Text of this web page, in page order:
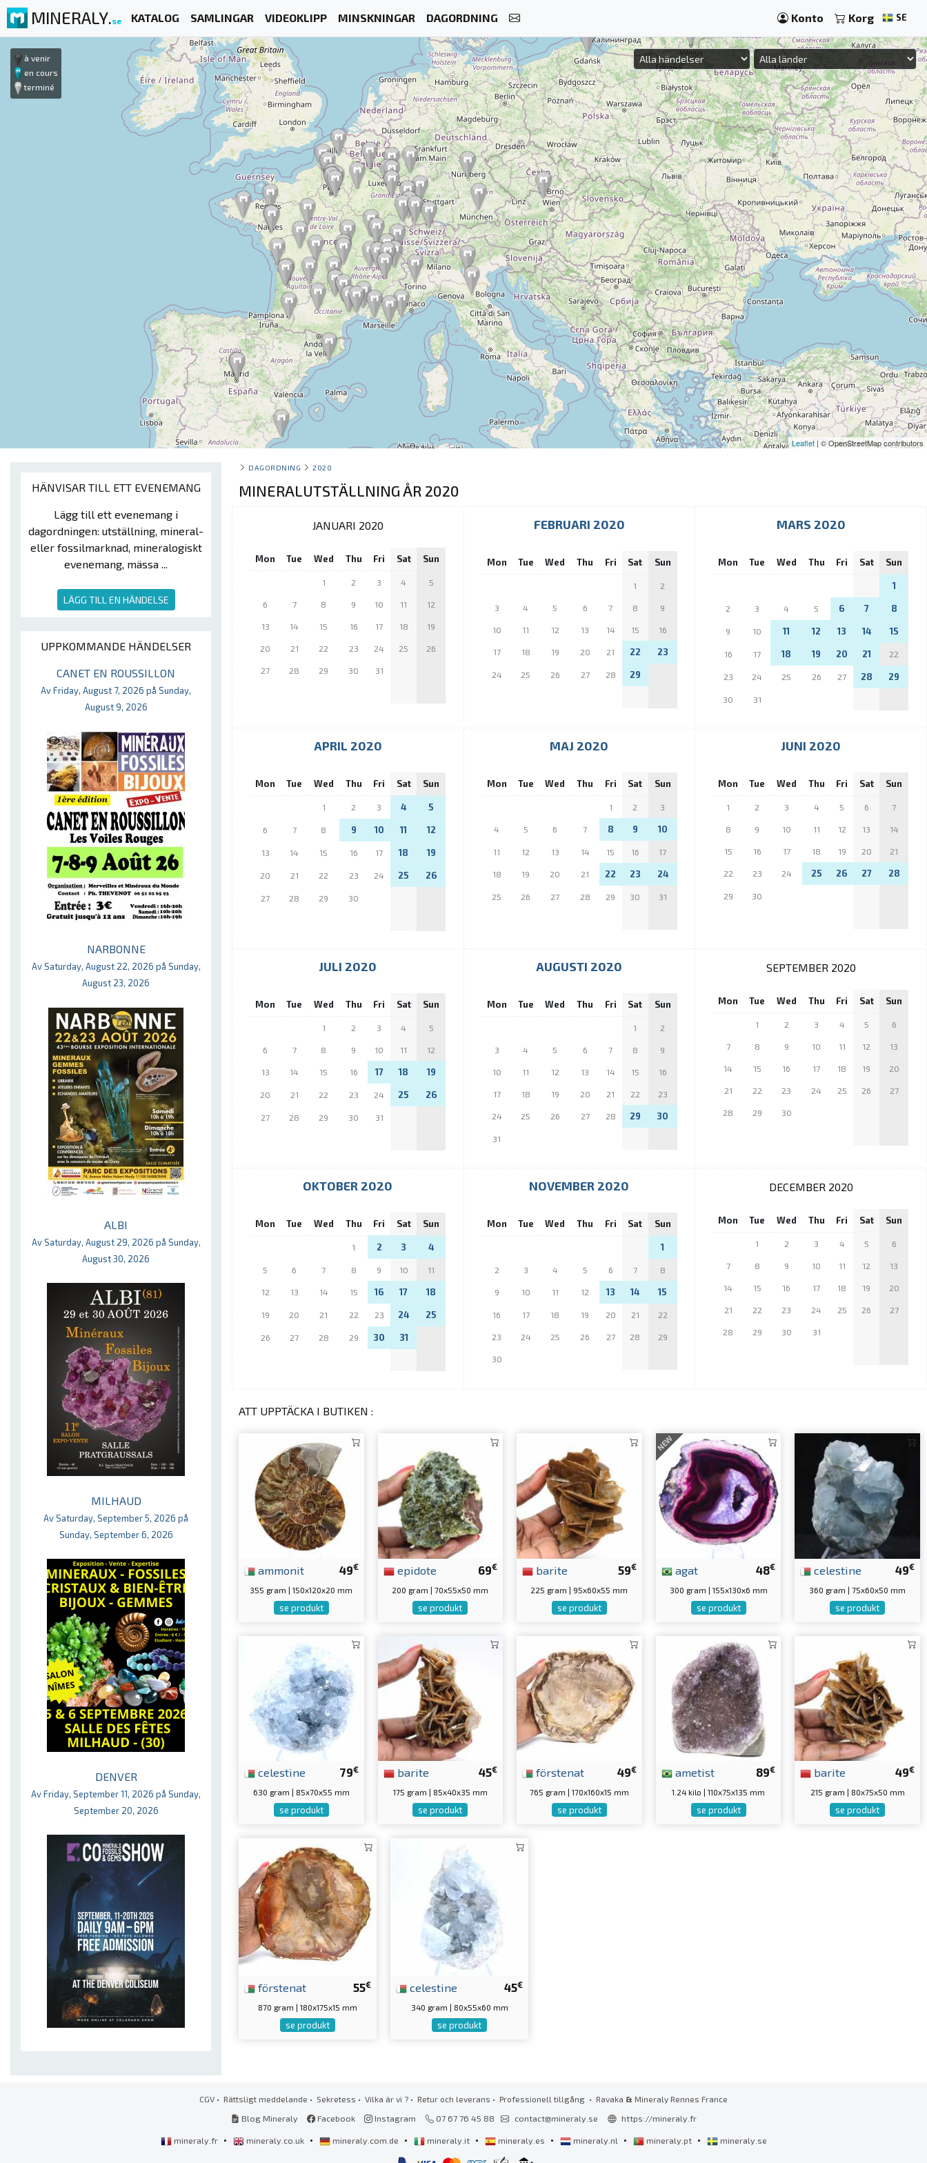
MINERALY.se KATALOG SAMLINGAR VIDEOKLIPP MINSKNINGAR DAGORDNING Konto Korg SE
Leaflet | © OpenStreetMap contributors
à venir
en cours
terminé
HÄNVISAR TILL ETT EVENEMANG
Lägg till ett evenemang i
dagordningen: utställning, mineral-
eller fossilmarknad, mineralogiskt
evenemang, mässa ...
LÄGG TILL EN HÄNDELSE
UPPKOMMANDE HÄNDELSER
CANET EN ROUSSILLON
Av Friday, August 7, 2026 på Sunday,
August 9, 2026
NARBONNE
Av Saturday, August 22, 2026 på Sunday,
August 23, 2026
ALBI
Av Saturday, August 29, 2026 på Sunday,
August 30, 2026
MILHAUD
Av Saturday, September 5, 2026 på
Sunday, September 6, 2026
DENVER
Av Friday, September 11, 2026 på Sunday,
September 20, 2026
DAGORDNING 2020
MINERALUTSTÄLLNING ÅR 2020
JANUARI 2020
Mon Tue Wed Thu Fri Sat Sun
1 2 3 4 5
6 7 8 9 10 11 12
13 14 15 16 17 18 19
20 21 22 23 24 25 26
27 28 29 30 31
FEBRUARI 2020
Mon Tue Wed Thu Fri Sat Sun
1 2
3 4 5 6 7 8 9
10 11 12 13 14 15 16
17 18 19 20 21 22 23
24 25 26 27 28 29
MARS 2020
Mon Tue Wed Thu Fri Sat Sun
1
2 3 4 5 6 7 8
9 10 11 12 13 14 15
16 17 18 19 20 21 22
23 24 25 26 27 28 29
30 31
APRIL 2020
Mon Tue Wed Thu Fri Sat Sun
1 2 3 4 5
6 7 8 9 10 11 12
13 14 15 16 17 18 19
20 21 22 23 24 25 26
27 28 29 30
MAJ 2020
Mon Tue Wed Thu Fri Sat Sun
1 2 3
4 5 6 7 8 9 10
11 12 13 14 15 16 17
18 19 20 21 22 23 24
25 26 27 28 29 30 31
JUNI 2020
Mon Tue Wed Thu Fri Sat Sun
1 2 3 4 5 6 7
8 9 10 11 12 13 14
15 16 17 18 19 20 21
22 23 24 25 26 27 28
29 30
JULI 2020
Mon Tue Wed Thu Fri Sat Sun
1 2 3 4 5
6 7 8 9 10 11 12
13 14 15 16 17 18 19
20 21 22 23 24 25 26
27 28 29 30 31
AUGUSTI 2020
Mon Tue Wed Thu Fri Sat Sun
1 2
3 4 5 6 7 8 9
10 11 12 13 14 15 16
17 18 19 20 21 22 23
24 25 26 27 28 29 30
31
SEPTEMBER 2020
Mon Tue Wed Thu Fri Sat Sun
1 2 3 4 5 6
7 8 9 10 11 12 13
14 15 16 17 18 19 20
21 22 23 24 25 26 27
28 29 30
OKTOBER 2020
Mon Tue Wed Thu Fri Sat Sun
1 2 3 4
5 6 7 8 9 10 11
12 13 14 15 16 17 18
19 20 21 22 23 24 25
26 27 28 29 30 31
NOVEMBER 2020
Mon Tue Wed Thu Fri Sat Sun
1
2 3 4 5 6 7 8
9 10 11 12 13 14 15
16 17 18 19 20 21 22
23 24 25 26 27 28 29
30
DECEMBER 2020
Mon Tue Wed Thu Fri Sat Sun
1 2 3 4 5 6
7 8 9 10 11 12 13
14 15 16 17 18 19 20
21 22 23 24 25 26 27
28 29 30 31
ATT UPPTÄCKA I BUTIKEN :
49€
ammonit
355 gram | 150x120x20 mm
se produkt
69€
epidote
200 gram | 70x55x50 mm
se produkt
59€
barite
225 gram | 95x60x55 mm
se produkt
NEW
48€
agat
300 gram | 155x130x6 mm
se produkt
49€
celestine
360 gram | 75x60x50 mm
se produkt
79€
celestine
630 gram | 85x70x55 mm
se produkt
45€
barite
175 gram | 85x40x35 mm
se produkt
49€
förstenat
765 gram | 170x160x15 mm
se produkt
89€
ametist
1.24 kilo | 110x75x135 mm
se produkt
49€
barite
215 gram | 80x75x50 mm
se produkt
55€
förstenat
870 gram | 180x175x15 mm
se produkt
45€
celestine
340 gram | 80x55x60 mm
se produkt
CGV • Rättsligt meddelande • Sekretess • Vilka är vi ? • Retur och leverans • Professionell tillgång • Ravaka & Mineraly Rennes France
Blog Mineraly
Facebook Instagram 07 67 76 45 88 contact@mineraly.se https://mineraly.fr
mineraly.fr • mineraly.co.uk • mineraly.com.de • mineraly.it • mineraly.es • mineraly.nl • mineraly.pt • mineraly.se